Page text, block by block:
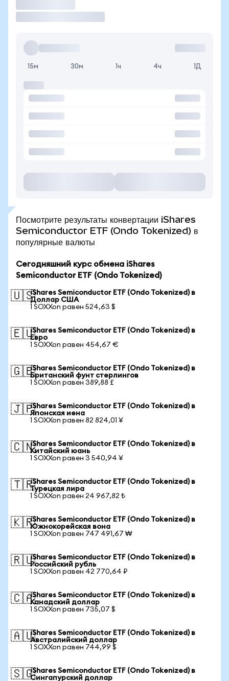
15м 30м 1ч 4ч 1Д
Посмотрите результаты конвертации iShares
Semiconductor ETF (Ondo Tokenized) в
популярные валюты
Сегодняшний курс обмена iShares
Semiconductor ETF (Ondo Tokenized)
🇺🇸iShares Semiconductor ETF (Ondo Tokenized) в
Доллар США
1 SOXXon равен 524,63 $
🇪🇺iShares Semiconductor ETF (Ondo Tokenized) в
Евро
1 SOXXon равен 454,67 €
🇬🇧iShares Semiconductor ETF (Ondo Tokenized) в
Британский фунт стерлингов
1 SOXXon равен 389,88 £
🇯🇵iShares Semiconductor ETF (Ondo Tokenized) в
Японская иена
1 SOXXon равен 82 824,01 ¥
🇨🇳iShares Semiconductor ETF (Ondo Tokenized) в
Китайский юань
1 SOXXon равен 3 540,94 ¥
🇹🇷iShares Semiconductor ETF (Ondo Tokenized) в
Турецкая лира
1 SOXXon равен 24 967,82 ₺
🇰🇷iShares Semiconductor ETF (Ondo Tokenized) в
Южнокорейская вона
1 SOXXon равен 747 491,67 ₩
🇷🇺iShares Semiconductor ETF (Ondo Tokenized) в
Российский рубль
1 SOXXon равен 42 770,64 ₽
🇨🇦iShares Semiconductor ETF (Ondo Tokenized) в
Канадский доллар
1 SOXXon равен 735,07 $
🇦🇺iShares Semiconductor ETF (Ondo Tokenized) в
Австралийский доллар
1 SOXXon равен 744,99 $
🇸🇬iShares Semiconductor ETF (Ondo Tokenized) в
Сингапурский доллар